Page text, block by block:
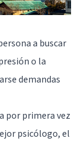
a buscar
o la
demandas
por primera vez
psicólogo, el